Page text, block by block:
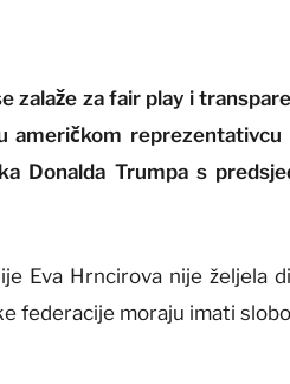
zalaže za fair play i
američkom reprezentativcu
Donalda Trumpa s
Eva Hrncirova nije željela
federacije moraju imati